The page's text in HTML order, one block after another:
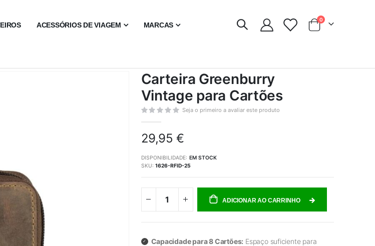
ACESSÓRIOS DE VIAGEM MARCAS Carrinho
0artigos
Carteira Greenburry
Vintage para Cartões
Seja o primeiro a avaliar este produto
29,95 €
DISPONIBILIDADE: EM STOCK
SKU 1626-RFID-25
ADICIONAR AO CARRINHO
Capacidade para 8 Cartões: Espaço suficiente para